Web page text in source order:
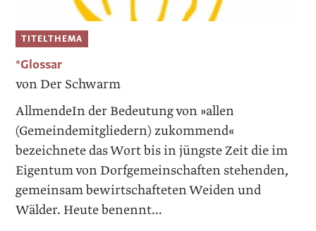
TITELTHEMA
*Glossar
von Der Schwarm
AllmendeIn der Bedeutung von »allen
(Gemeindemitgliedern) zukommend«
bezeichnete das Wort bis in jüngste Zeit die im
Eigentum von Dorfgemeinschaften stehenden,
gemeinsam bewirtschafteten Weiden und
Wälder. Heute benennt...